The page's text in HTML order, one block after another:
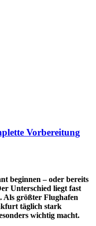
Vorbereitung
beginnen – oder bereits
Unterschied liegt fast
Als größter Flughafen
täglich stark
wichtig macht.